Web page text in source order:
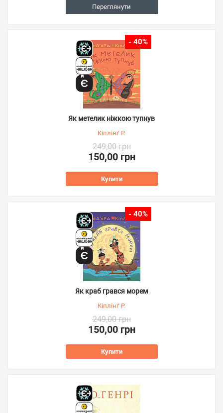
Переглянути
- 40%
Як метелик ніжкою тупнув
Кіплінґ Р.
249,00 грн
150,00 грн
Купити
- 40%
Як краб грався морем
Кіплінґ Р.
249,00 грн
150,00 грн
Купити